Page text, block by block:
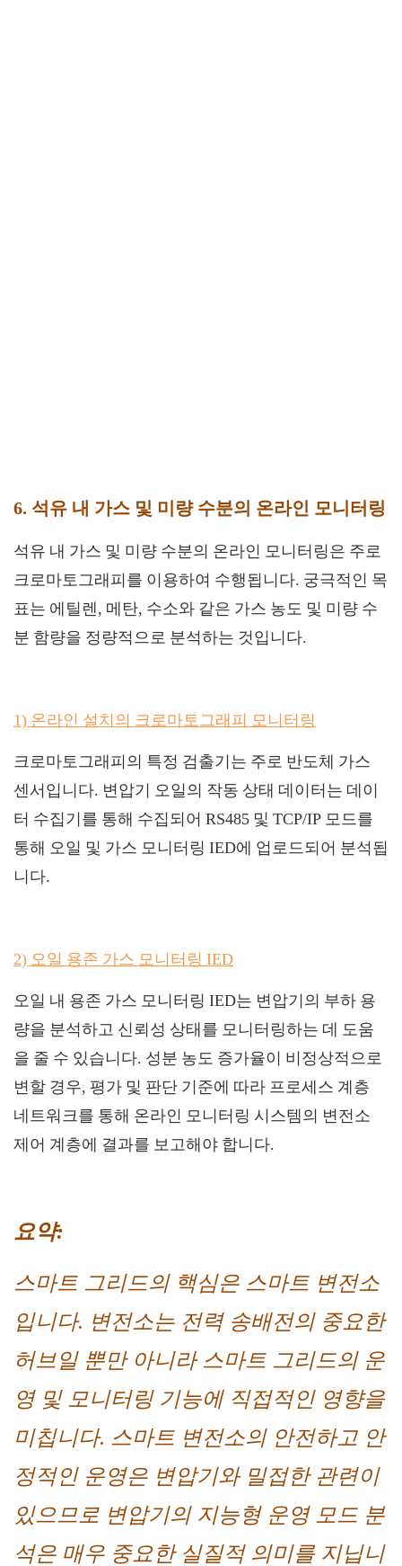
6. 석유 내 가스 및 미량 수분의 온라인 모니터링
석유 내 가스 및 미량 수분의 온라인 모니터링은 주로
크로마토그래피를 이용하여 수행됩니다. 궁극적인 목
표는 에틸렌, 메탄, 수소와 같은 가스 농도 및 미량 수
분 함량을 정량적으로 분석하는 것입니다.
1) 온라인 설치의 크로마토그래피 모니터링
크로마토그래피의 특정 검출기는 주로 반도체 가스
센서입니다. 변압기 오일의 작동 상태 데이터는 데이
터 수집기를 통해 수집되어 RS485 및 TCP/IP 모드를
통해 오일 및 가스 모니터링 IED에 업로드되어 분석됩
니다.
2) 오일 용존 가스 모니터링 IED
오일 내 용존 가스 모니터링 IED는 변압기의 부하 용
량을 분석하고 신뢰성 상태를 모니터링하는 데 도움
을 줄 수 있습니다. 성분 농도 증가율이 비정상적으로
변할 경우, 평가 및 판단 기준에 따라 프로세스 계층
네트워크를 통해 온라인 모니터링 시스템의 변전소
제어 계층에 결과를 보고해야 합니다.
요약:
스마트 그리드의 핵심은 스마트 변전소
입니다. 변전소는 전력 송배전의 중요한
허브일 뿐만 아니라 스마트 그리드의 운
영 및 모니터링 기능에 직접적인 영향을
미칩니다. 스마트 변전소의 안전하고 안
정적인 운영은 변압기와 밀접한 관련이
있으므로 변압기의 지능형 운영 모드 분
석은 매우 중요한 실질적 의미를 지닙니